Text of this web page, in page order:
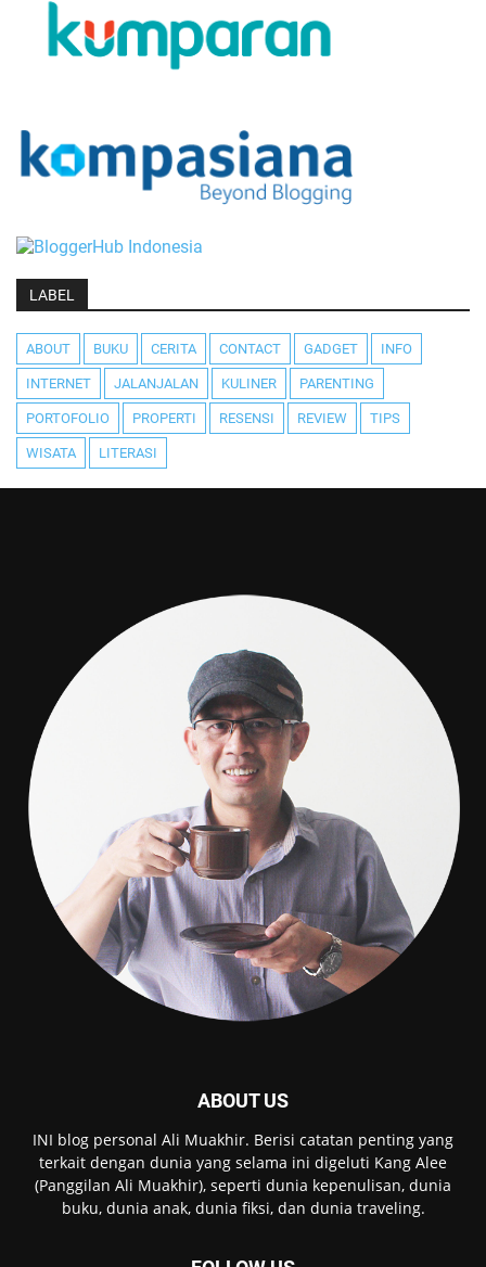
LABEL
ABOUT BUKU CERITA CONTACT GADGET INFO
INTERNET JALANJALAN KULINER PARENTING
PORTOFOLIO PROPERTI RESENSI REVIEW TIPS
WISATA LITERASI
ABOUT US
INI blog personal Ali Muakhir. Berisi catatan penting yang
terkait dengan dunia yang selama ini digeluti Kang Alee
(Panggilan Ali Muakhir), seperti dunia kepenulisan, dunia
buku, dunia anak, dunia fiksi, dan dunia traveling.